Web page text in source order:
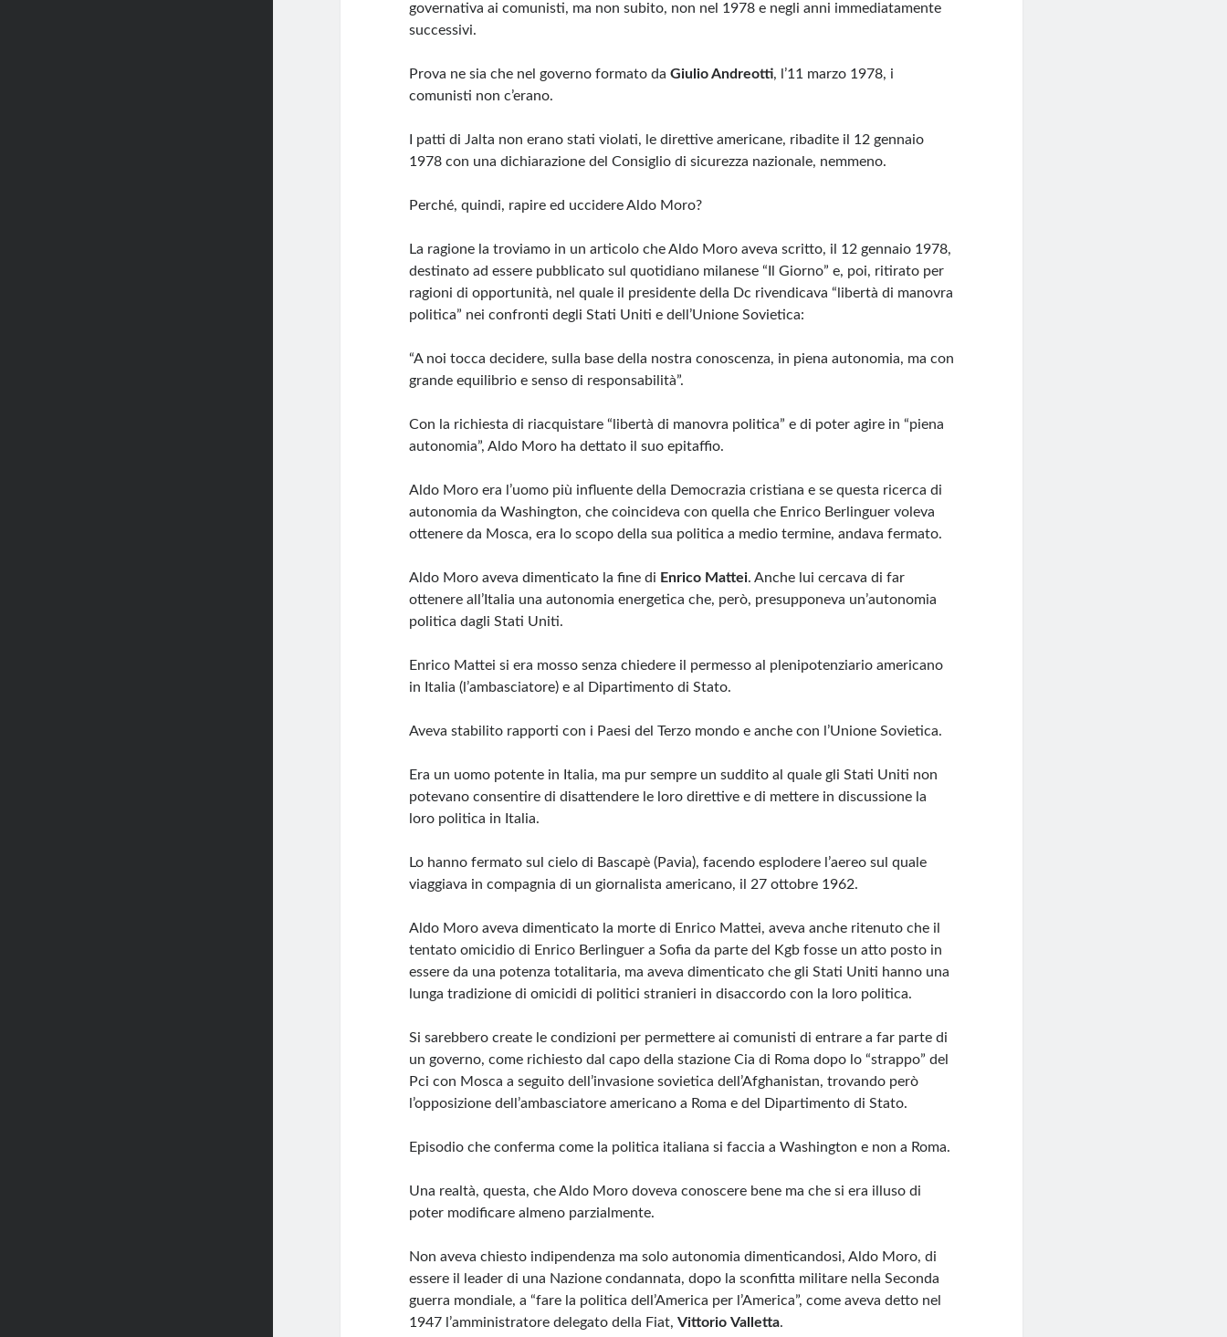
governativa ai comunisti, ma non subito, non nel 1978 e negli anni immediatamente
successivi.
Prova ne sia che nel governo formato da Giulio Andreotti, l’11 marzo 1978, i
comunisti non c’erano.
I patti di Jalta non erano stati violati, le direttive americane, ribadite il 12 gennaio
1978 con una dichiarazione del Consiglio di sicurezza nazionale, nemmeno.
Perché, quindi, rapire ed uccidere Aldo Moro?
La ragione la troviamo in un articolo che Aldo Moro aveva scritto, il 12 gennaio 1978,
destinato ad essere pubblicato sul quotidiano milanese “Il Giorno” e, poi, ritirato per
ragioni di opportunità, nel quale il presidente della Dc rivendicava “libertà di manovra
politica” nei confronti degli Stati Uniti e dell’Unione Sovietica:
“A noi tocca decidere, sulla base della nostra conoscenza, in piena autonomia, ma con
grande equilibrio e senso di responsabilità”.
Con la richiesta di riacquistare “libertà di manovra politica” e di poter agire in “piena
autonomia”, Aldo Moro ha dettato il suo epitaffio.
Aldo Moro era l’uomo più influente della Democrazia cristiana e se questa ricerca di
autonomia da Washington, che coincideva con quella che Enrico Berlinguer voleva
ottenere da Mosca, era lo scopo della sua politica a medio termine, andava fermato.
Aldo Moro aveva dimenticato la fine di Enrico Mattei. Anche lui cercava di far
ottenere all’Italia una autonomia energetica che, però, presupponeva un’autonomia
politica dagli Stati Uniti.
Enrico Mattei si era mosso senza chiedere il permesso al plenipotenziario americano
in Italia (l’ambasciatore) e al Dipartimento di Stato.
Aveva stabilito rapporti con i Paesi del Terzo mondo e anche con l’Unione Sovietica.
Era un uomo potente in Italia, ma pur sempre un suddito al quale gli Stati Uniti non
potevano consentire di disattendere le loro direttive e di mettere in discussione la
loro politica in Italia.
Lo hanno fermato sul cielo di Bascapè (Pavia), facendo esplodere l’aereo sul quale
viaggiava in compagnia di un giornalista americano, il 27 ottobre 1962.
Aldo Moro aveva dimenticato la morte di Enrico Mattei, aveva anche ritenuto che il
tentato omicidio di Enrico Berlinguer a Sofia da parte del Kgb fosse un atto posto in
essere da una potenza totalitaria, ma aveva dimenticato che gli Stati Uniti hanno una
lunga tradizione di omicidi di politici stranieri in disaccordo con la loro politica.
Si sarebbero create le condizioni per permettere ai comunisti di entrare a far parte di
un governo, come richiesto dal capo della stazione Cia di Roma dopo lo “strappo” del
Pci con Mosca a seguito dell’invasione sovietica dell’Afghanistan, trovando però
l’opposizione dell’ambasciatore americano a Roma e del Dipartimento di Stato.
Episodio che conferma come la politica italiana si faccia a Washington e non a Roma.
Una realtà, questa, che Aldo Moro doveva conoscere bene ma che si era illuso di
poter modificare almeno parzialmente.
Non aveva chiesto indipendenza ma solo autonomia dimenticandosi, Aldo Moro, di
essere il leader di una Nazione condannata, dopo la sconfitta militare nella Seconda
guerra mondiale, a “fare la politica dell’America per l’America”, come aveva detto nel
1947 l’amministratore delegato della Fiat, Vittorio Valletta.